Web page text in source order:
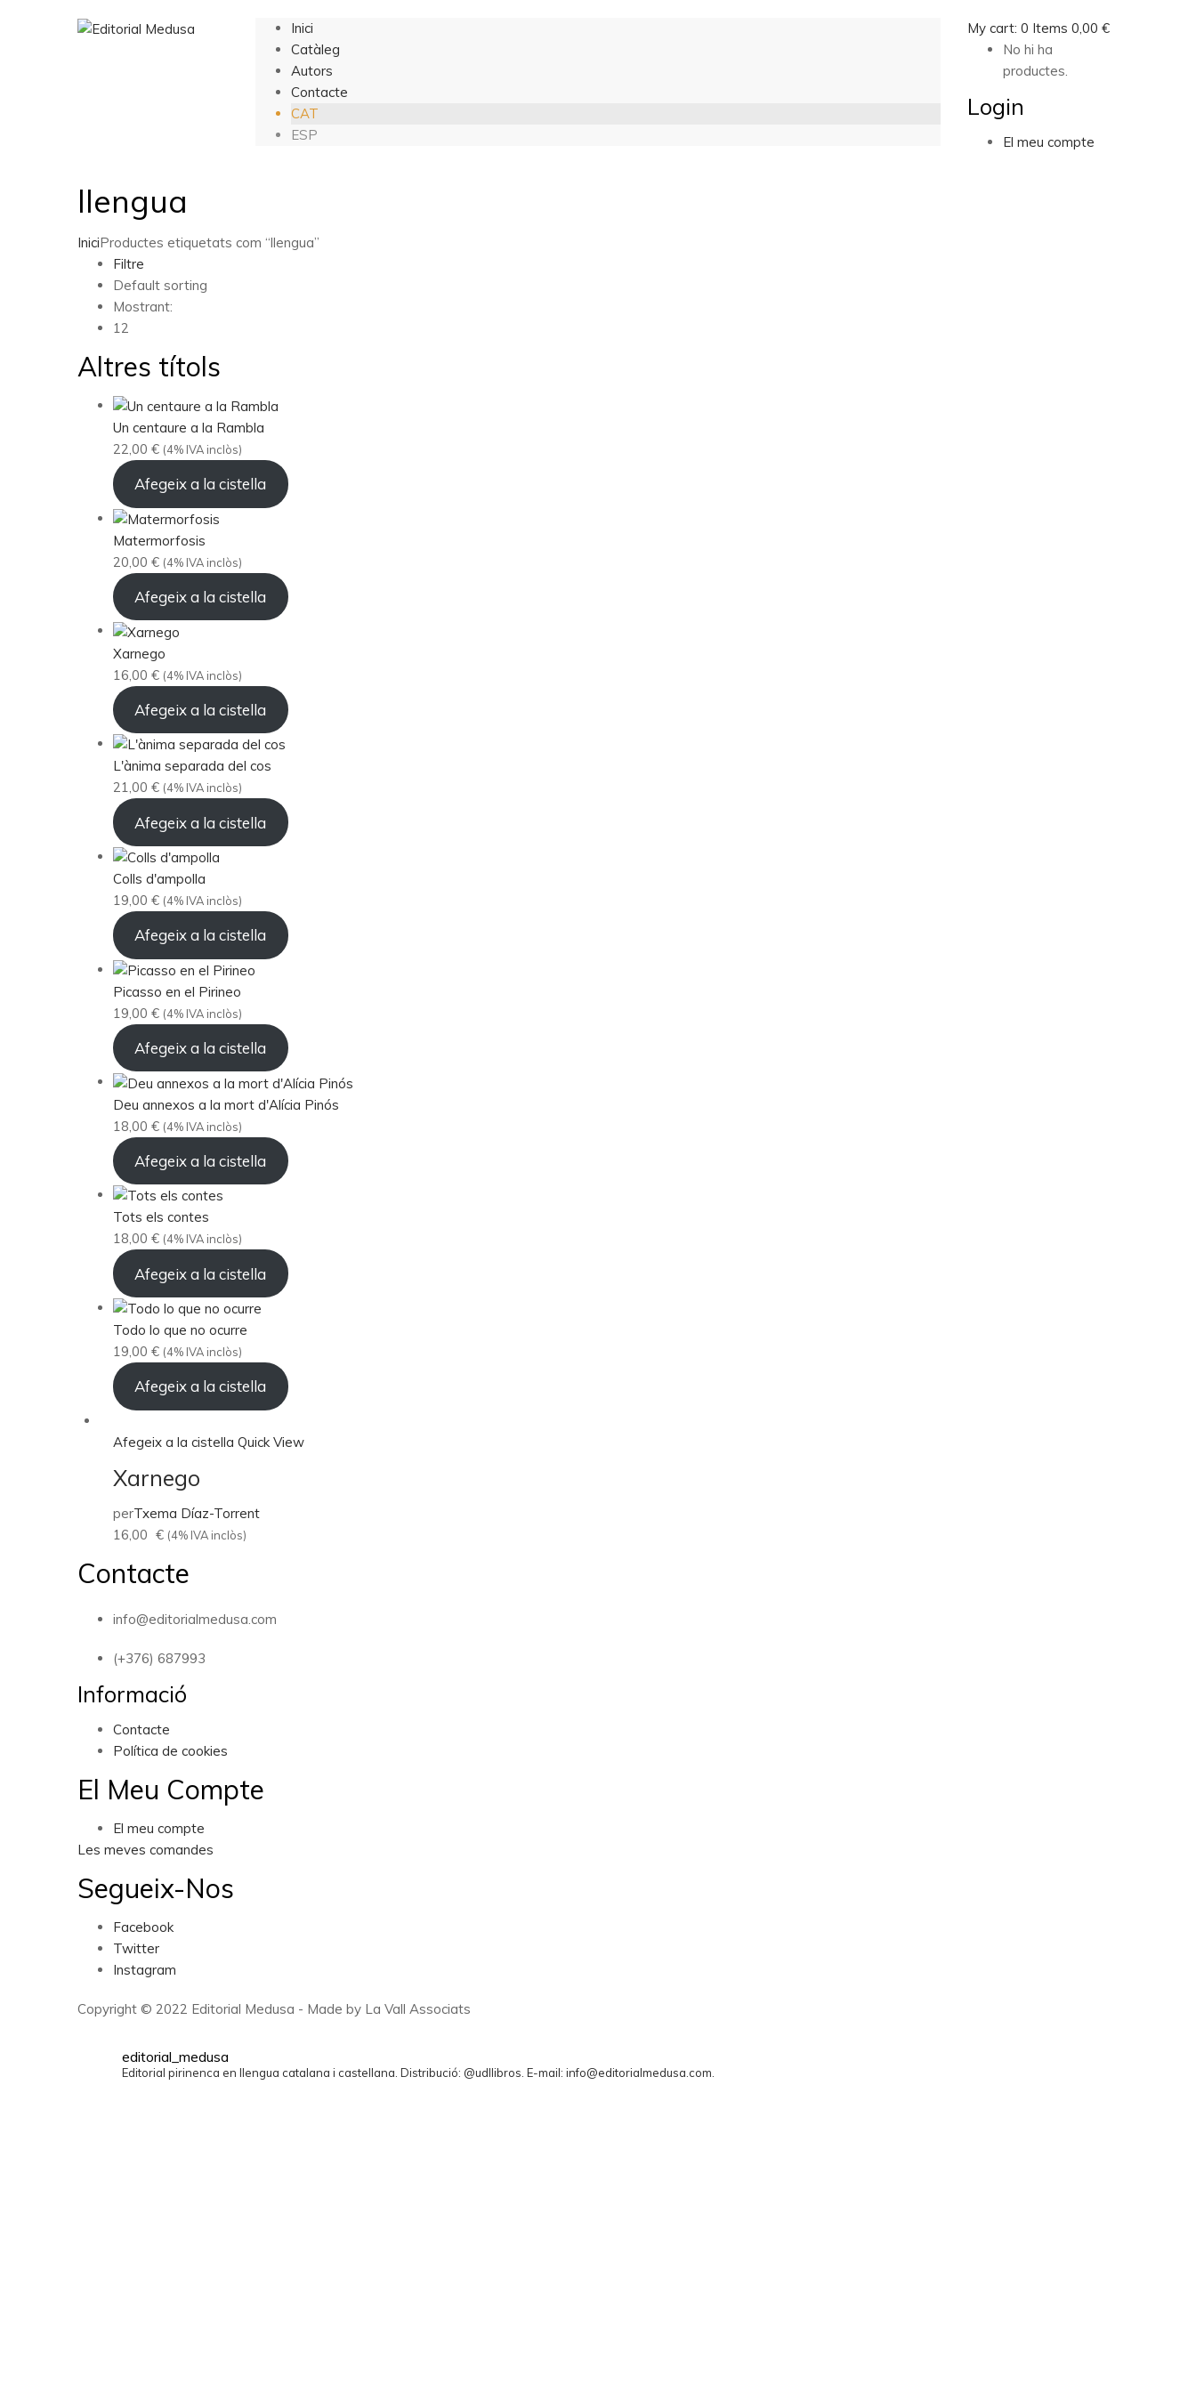
Inici
Catàleg
Autors
Contacte
CAT
ESP
My cart: 0 Items 0,00 €
No hi ha
productes.
Login
El meu compte
llengua
IniciProductes etiquetats com “llengua”
Filtre
Default sorting
Mostrant:
12
Altres títols
Un centaure a la Rambla
22,00 € (4% IVA inclòs)
Afegeix a la cistella
Matermorfosis
20,00 € (4% IVA inclòs)
Afegeix a la cistella
Xarnego
16,00 € (4% IVA inclòs)
Afegeix a la cistella
L'ànima separada del cos
21,00 € (4% IVA inclòs)
Afegeix a la cistella
Colls d'ampolla
19,00 € (4% IVA inclòs)
Afegeix a la cistella
Picasso en el Pirineo
19,00 € (4% IVA inclòs)
Afegeix a la cistella
Deu annexos a la mort d'Alícia Pinós
18,00 € (4% IVA inclòs)
Afegeix a la cistella
Tots els contes
18,00 € (4% IVA inclòs)
Afegeix a la cistella
Todo lo que no ocurre
19,00 € (4% IVA inclòs)
Afegeix a la cistella
Afegeix a la cistella Quick View
Xarnego
perTxema Díaz-Torrent
16,00 € (4% IVA inclòs)
Contacte
info@editorialmedusa.com
(+376) 687993
Informació
Contacte
Política de cookies
El Meu Compte
El meu compte
Les meves comandes
Segueix-Nos
Facebook
Twitter
Instagram
Copyright © 2022 Editorial Medusa - Made by La Vall Associats
editorial_medusa
Editorial pirinenca en llengua catalana i castellana. Distribució: @udllibros. E-mail: info@editorialmedusa.com.